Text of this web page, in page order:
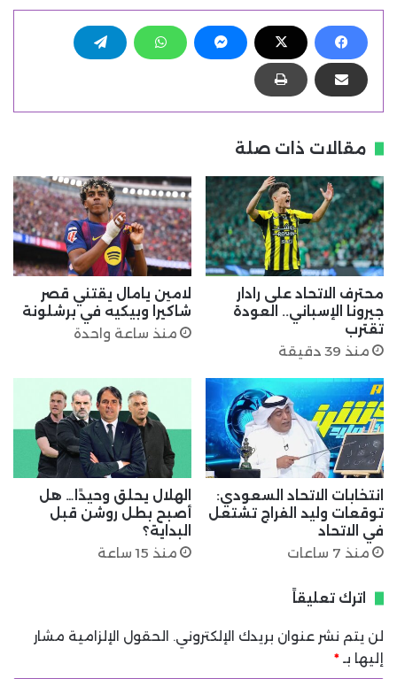
مقالات ذات صلة
محترف الاتحاد على رادار
جيرونا الإسباني.. العودة
تقترب
منذ 39 دقيقة
لامين يامال يقتني قصر
شاكيرا وبيكيه في برشلونة
منذ ساعة واحدة
انتخابات الاتحاد السعودي:
توقعات وليد الفراج تشتعل
في الاتحاد
منذ 7 ساعات
الهلال يحلق وحيدًا… هل
أصبح بطل روشن قبل
البداية؟
منذ 15 ساعة
اترك تعليقاً
لن يتم نشر عنوان بريدك الإلكتروني. الحقول الإلزامية مشار
إليها بـ *